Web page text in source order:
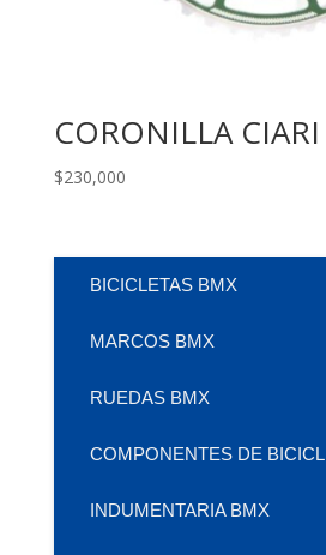
CORONILLA
$230,000
BICICLETAS BMX
MARCOS BMX
RUEDAS BMX
COMPONENTES DE
INDUMENTARIA BMX